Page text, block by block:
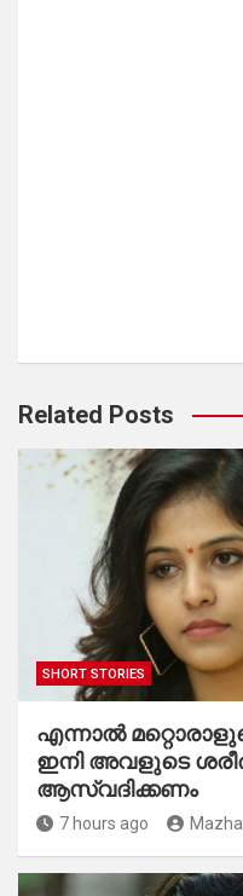
Related Posts
SHORT STORIES
എന്നാൽ
ഇനി അവളുടെ
ആസ്വദിക്കണം
7 hours ago